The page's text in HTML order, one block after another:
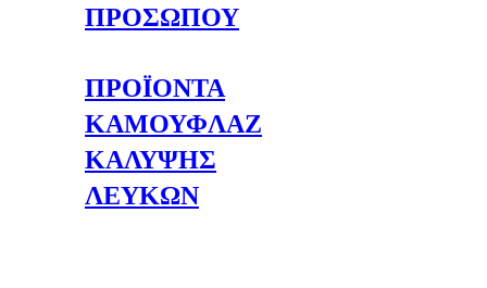
ΠΡΟΣΩΠΟΥ
ΠΡΟΪΟΝΤΑ
ΚΑΜΟΥΦΛΑΖ
ΚΑΛΥΨΗΣ
ΛΕΥΚΩΝ